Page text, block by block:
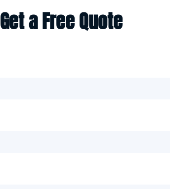
Get a Free Quote